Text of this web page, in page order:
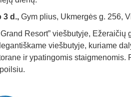
3 d., Gym plius, Ukmergės g. 256,
Resort” viešbutyje, Ežeraičių
viešbutyje, kuriame
ir ypatingomis staigmenomis.